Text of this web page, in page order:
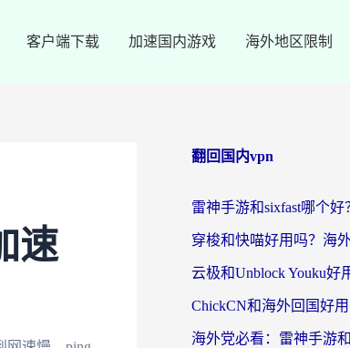
客户端下载 加速国内游戏 海外地区限制
速
翻回国内vpn